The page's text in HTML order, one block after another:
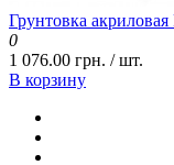
Грунтовка
0
1 076.00 грн. / шт.
В корзину